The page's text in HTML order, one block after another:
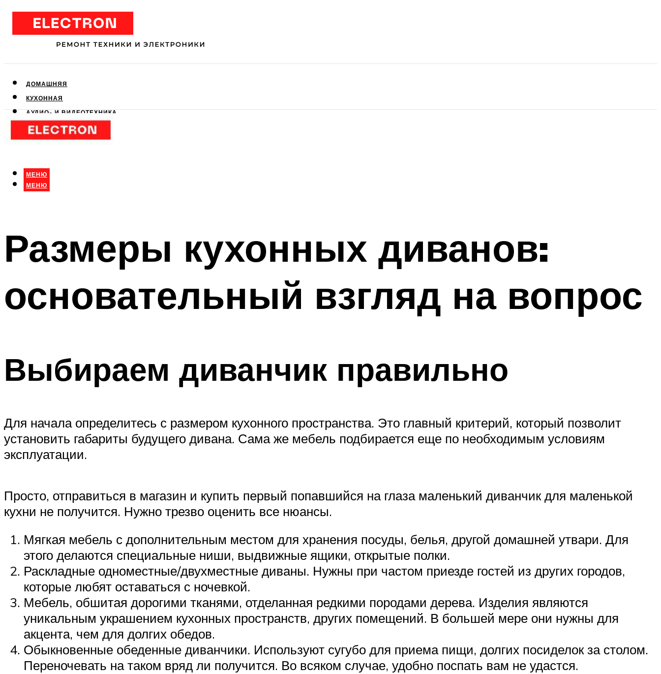
ДОМАШНЯЯ
КУХОННАЯ
АУДИО- И ВИДЕОТЕХНИКА
КЛИМАТИЧЕСКАЯ
ДЛЯ КРАСОТЫ
МЕНЮ
МЕНЮ
Размеры кухонных диванов:
основательный взгляд на вопрос
Выбираем диванчик правильно
Для начала определитесь с размером кухонного пространства. Это главный критерий, который позволит
установить габариты будущего дивана. Сама же мебель подбирается еще по необходимым условиям
эксплуатации.
Просто, отправиться в магазин и купить первый попавшийся на глаза маленький диванчик для маленькой
кухни не получится. Нужно трезво оценить все нюансы.
Мягкая мебель с дополнительным местом для хранения посуды, белья, другой домашней утвари. Для
этого делаются специальные ниши, выдвижные ящики, открытые полки.
Раскладные одноместные/двухместные диваны. Нужны при частом приезде гостей из других городов,
которые любят оставаться с ночевкой.
Мебель, обшитая дорогими тканями, отделанная редкими породами дерева. Изделия являются
уникальным украшением кухонных пространств, других помещений. В большей мере они нужны для
акцента, чем для долгих обедов.
Обыкновенные обеденные диванчики. Используют сугубо для приема пищи, долгих посиделок за столом.
Переночевать на таком вряд ли получится. Во всяком случае, удобно поспать вам не удастся.